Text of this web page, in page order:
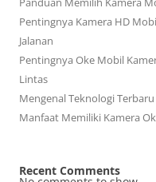
Pentingnya Kamera HD
Jalanan
Pentingnya Oke Mobil
Lintas
Mengenal Teknologi
Manfaat Memiliki Kamera
Recent Comments